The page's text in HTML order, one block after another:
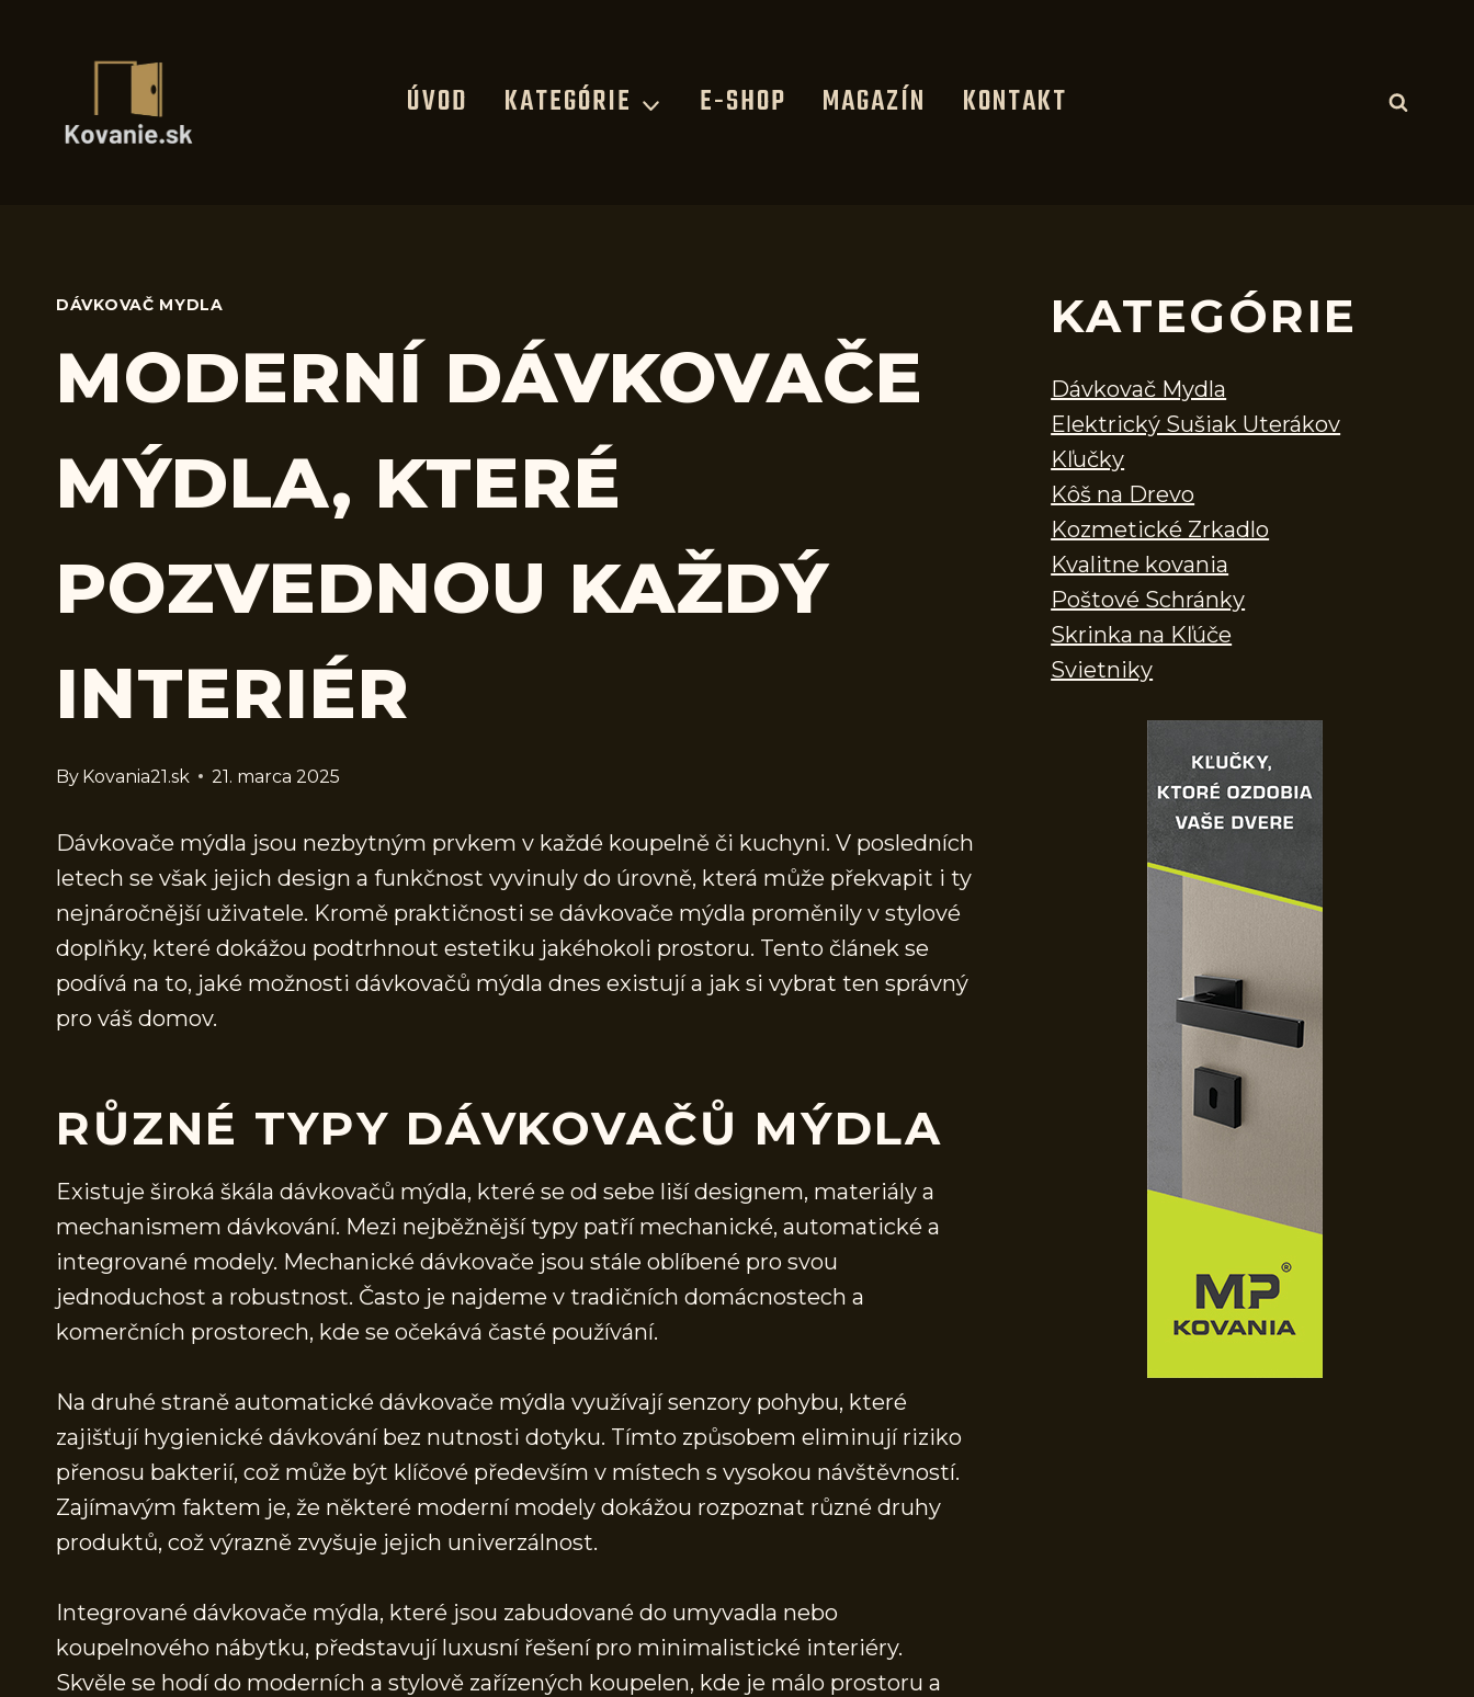
ÚVOD KATEGÓRIE E-SHOP MAGAZÍN KONTAKT
DÁVKOVAČ MYDLA
MODERNÍ DÁVKOVAČE
MÝDLA, KTERÉ
POZVEDNOU KAŽDÝ
INTERIÉR
By Kovania21.sk 21. marca 2025
Dávkovače mýdla jsou nezbytným prvkem v každé koupelně či kuchyni. V posledních
letech se však jejich design a funkčnost vyvinuly do úrovně, která může překvapit i ty
nejnáročnější uživatele. Kromě praktičnosti se dávkovače mýdla proměnily v stylové
doplňky, které dokážou podtrhnout estetiku jakéhokoli prostoru. Tento článek se
podívá na to, jaké možnosti dávkovačů mýdla dnes existují a jak si vybrat ten správný
pro váš domov.
RŮZNÉ TYPY DÁVKOVAČŮ MÝDLA
Existuje široká škála dávkovačů mýdla, které se od sebe liší designem, materiály a
mechanismem dávkování. Mezi nejběžnější typy patří mechanické, automatické a
integrované modely. Mechanické dávkovače jsou stále oblíbené pro svou
jednoduchost a robustnost. Často je najdeme v tradičních domácnostech a
komerčních prostorech, kde se očekává časté používání.
Na druhé straně automatické dávkovače mýdla využívají senzory pohybu, které
zajišťují hygienické dávkování bez nutnosti dotyku. Tímto způsobem eliminují riziko
přenosu bakterií, což může být klíčové především v místech s vysokou návštěvností.
Zajímavým faktem je, že některé moderní modely dokážou rozpoznat různé druhy
produktů, což výrazně zvyšuje jejich univerzálnost.
Integrované dávkovače mýdla, které jsou zabudované do umyvadla nebo
koupelnového nábytku, představují luxusní řešení pro minimalistické interiéry.
Skvěle se hodí do moderních a stylově zařízených koupelen, kde je málo prostoru a
KATEGÓRIE
Dávkovač Mydla
Elektrický Sušiak Uterákov
Kľučky
Kôš na Drevo
Kozmetické Zrkadlo
Kvalitne kovania
Poštové Schránky
Skrinka na Kľúče
Svietniky